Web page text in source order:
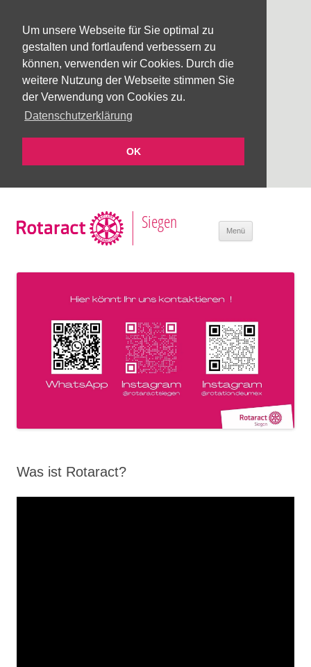
Um unsere Webseite für Sie optimal zu
gestalten und fortlaufend verbessern zu
können, verwenden wir Cookies. Durch die
weitere Nutzung der Webseite stimmen Sie
der Verwendung von Cookies zu.
Datenschutzerklärung
OK
Siegen Menü
Was ist Rotaract?